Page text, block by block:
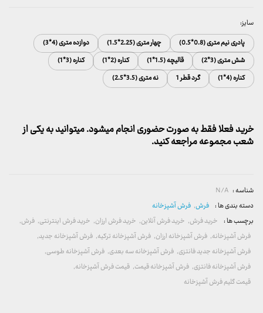
سایز:
پادری نیم متری (0.8*0.5)
چهار متری (2.25*1.5)
دوازده متری (4*3)
شش متری (3*2)
قالیچه (1.5*1) کناره (2*1)
کناره (3*1)
کناره (4*1)
گرد قطر 1 نه متری (3.5*2.5)
خرید فعلا فقط به صورت حضوری انجام میشود. میتوانید به یکی از
شعب مجموعه مراجعه کنید.
شناسه : N/A
دسته بندی ها : فرش, فرش آشپزخانه
برچسب ها : خرید فرش, خرید فرش آنلاین, خرید فرش ارزان, خرید فرش اینترنتی, فرش,
فرش آشپزخانه, فرش آشپزخانه ارزان, فرش آشپزخانه ترکیه, فرش آشپزخانه جدید,
فرش آشپزخانه جدید فانتزی, فرش آشپزخانه سه بعدی, فرش آشپزخانه طوسی,
فرش آشپزخانه فانتزی, فرش آشپزخانه قیمت, قیمت فرش آشپزخانه,
قیمت گلیم فرش آشپزخانه